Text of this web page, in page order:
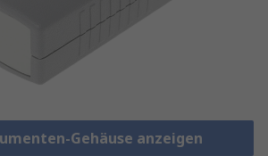
Gehäuse anzeigen